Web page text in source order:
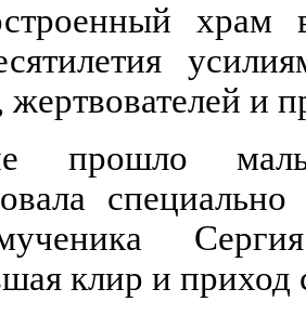
храм
и
прошло
клир и